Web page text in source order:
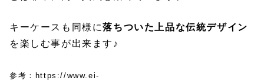
キーケースも同様に落ちついた上品な伝統デザイン
を楽しむ事が出来ます♪
参考：https://www.ei-